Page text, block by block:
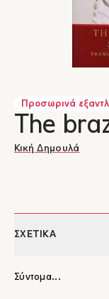
Προσωρινά
The
Κική Δημουλά
ΣΧΕΤΙΚΑ
Σύντομα...